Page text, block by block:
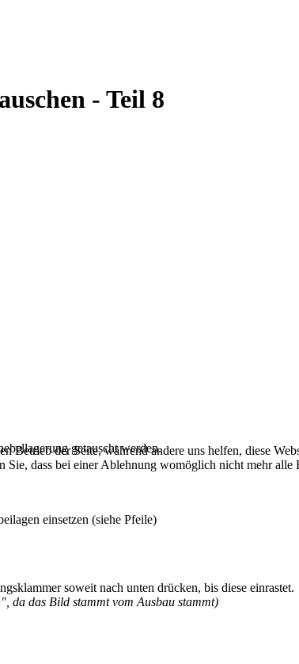
- Teil 8
getauscht werden.
einsetzen (siehe Pfeile)
soweit nach unten drücken, bis diese einrastet.
da das Bild stammt vom Ausbau stammt)
Betrieb der Seite, während andere uns helfen, diese
Sie, dass bei einer Ablehnung womöglich nicht mehr